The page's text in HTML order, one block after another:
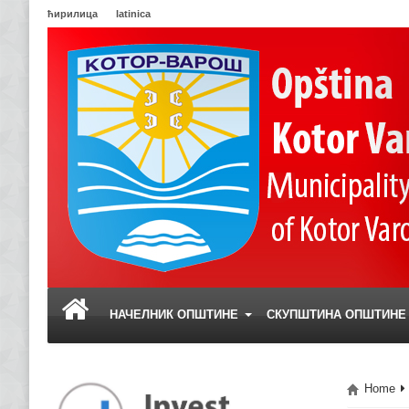
ћирилица latinica
НАЧЕЛНИК ОПШТИНЕ СКУПШТИНА ОПШТИНЕ
Home